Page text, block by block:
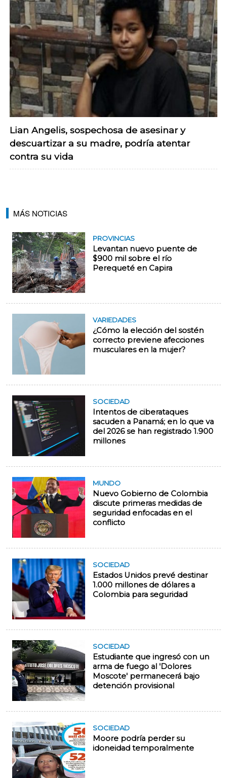
Lian Angelis, sospechosa de asesinar y
descuartizar a su madre, podría atentar
contra su vida
MÁS NOTICIAS
PROVINCIAS
Levantan nuevo puente de
$900 mil sobre el río
Perequeté en Capira
VARIEDADES
¿Cómo la elección del sostén
correcto previene afecciones
musculares en la mujer?
SOCIEDAD
Intentos de ciberataques
sacuden a Panamá; en lo que va
del 2026 se han registrado 1.900
millones
MUNDO
Nuevo Gobierno de Colombia
discute primeras medidas de
seguridad enfocadas en el
conflicto
SOCIEDAD
Estados Unidos prevé destinar
1.000 millones de dólares a
Colombia para seguridad
SOCIEDAD
Estudiante que ingresó con un
arma de fuego al 'Dolores
Moscote' permanecerá bajo
detención provisional
SOCIEDAD
Moore podría perder su
idoneidad temporalmente